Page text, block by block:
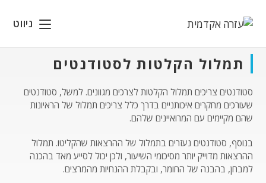
content
ניווט
תמלול הקלטות לסטודנטים
סטודנטים צריכים תמלול הקלטות לצרכים מגוונים. למשל, סטודנטים
שעורכים מחקרים איכותניים בדרך כלל צריכים תמלול של הראיונות
שהם מקיימים עם המרואיינים שלהם.
בנוסף, סטודנטים נעזרים בתמלול של ההרצאות שהקליטו. תמלול
ההרצאות מדוייק יותר מסיכומי השיעור, ולכן יכול לסייע מאד בהכנה
למבחן, בהבנה של החומר, ובקבלת ההנחיות מהמרצים.